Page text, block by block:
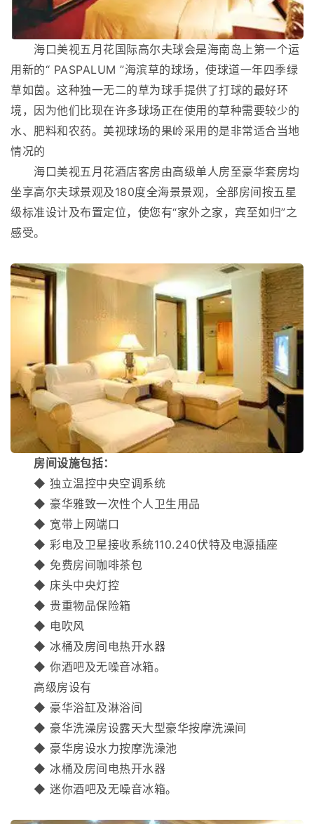
海口美视五月花国际高尔夫球会是海南岛上第一个运
用新的“ PASPALUM ”海滨草的球场，使球道一年四季绿
草如茵。这种独一无二的草为球手提供了打球的最好环
境，因为他们比现在许多球场正在使用的草种需要较少的
水、肥料和农药。美视球场的果岭采用的是非常适合当地
情况的
海口美视五月花酒店客房由高级单人房至豪华套房均
坐享高尔夫球景观及180度全海景景观，全部房间按五星
级标准设计及布置定位，使您有“家外之家，宾至如归”之
感受。
房间设施包括：
◆ 独立温控中央空调系统
◆ 豪华雅致一次性个人卫生用品
◆ 宽带上网端口
◆ 彩电及卫星接收系统110.240伏特及电源插座
◆ 免费房间咖啡茶包
◆ 床头中央灯控
◆ 贵重物品保险箱
◆ 电吹风
◆ 冰桶及房间电热开水器
◆ 你酒吧及无噪音冰箱。
高级房设有
◆ 豪华浴缸及淋浴间
◆ 豪华洗澡房设露天大型豪华按摩洗澡间
◆ 豪华房设水力按摩洗澡池
◆ 冰桶及房间电热开水器
◆ 迷你酒吧及无噪音冰箱。